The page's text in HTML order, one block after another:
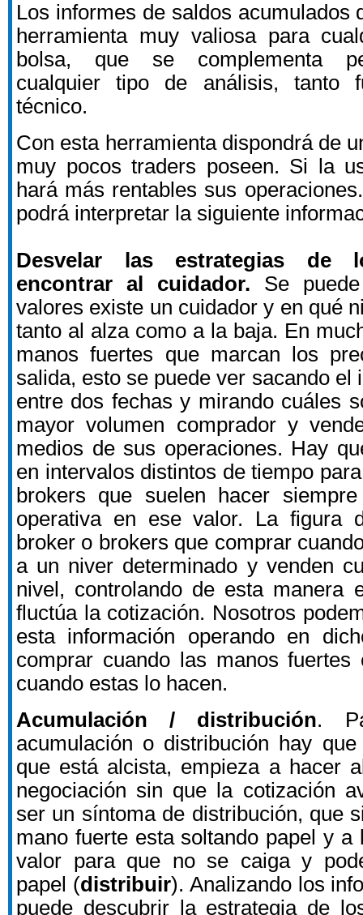
Los informes de saldos acumulados
herramienta muy valiosa para
bolsa, que se complementa
cualquier tipo de análisis, tanto
técnico.
Con esta herramienta dispondrá de
muy pocos traders poseen. Si la
hará más rentables sus
podrá interpretar la siguiente
Desvelar las estrategias de
encontrar al cuidador. Se
valores existe un cuidador y en qué
tanto al alza como a la baja. En
manos fuertes que marcan los
salida, esto se puede ver sacando el
entre dos fechas y mirando cuáles
mayor volumen comprador y
medios de sus operaciones. Hay
en intervalos distintos de tiempo
brokers que suelen hacer
operativa en ese valor. La figura
broker o brokers que comprar
a un niver determinado y venden
nivel, controlando de esta manera
fluctúa la cotización. Nosotros
esta información operando en
comprar cuando las manos fuertes
cuando estas lo hacen.
Acumulación / distribución.
acumulación o distribución hay
que está alcista, empieza a hacer
negociación sin que la cotización
ser un síntoma de distribución, que
mano fuerte esta soltando papel y a
valor para que no se caiga y
papel (distribuir). Analizando los
puede descubrir la estrategia de